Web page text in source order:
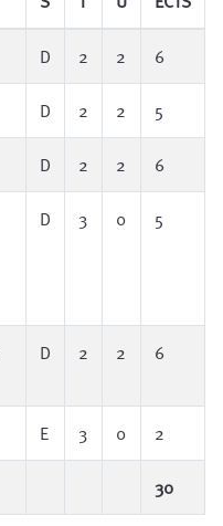
D 2 2 6
D 2 2 5
D 2 2 6
D 3 0 5
D 2 2 6
E 3 0 2
30